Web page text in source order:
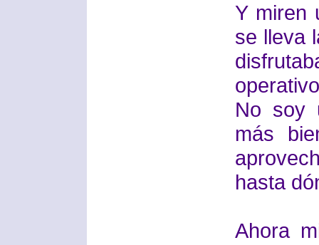
Y miren
se lleva
No soy
más
hasta
Ahora